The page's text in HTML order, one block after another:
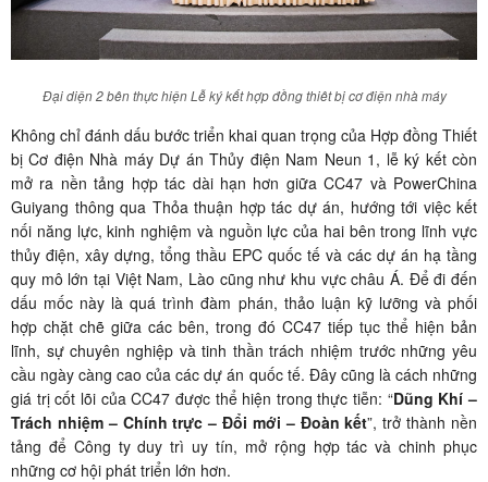
Đại diện 2 bên thực hiện Lễ ký kết hợp đồng thiêt bị cơ điện nhà máy
Không chỉ đánh dấu bước triển khai quan trọng của Hợp đồng Thiết
bị Cơ điện Nhà máy Dự án Thủy điện Nam Neun 1, lễ ký kết còn
mở ra nền tảng hợp tác dài hạn hơn giữa CC47 và PowerChina
Guiyang thông qua Thỏa thuận hợp tác dự án, hướng tới việc kết
nối năng lực, kinh nghiệm và nguồn lực của hai bên trong lĩnh vực
thủy điện, xây dựng, tổng thầu EPC quốc tế và các dự án hạ tầng
quy mô lớn tại Việt Nam, Lào cũng như khu vực châu Á. Để đi đến
dấu mốc này là quá trình đàm phán, thảo luận kỹ lưỡng và phối
hợp chặt chẽ giữa các bên, trong đó CC47 tiếp tục thể hiện bản
lĩnh, sự chuyên nghiệp và tinh thần trách nhiệm trước những yêu
cầu ngày càng cao của các dự án quốc tế. Đây cũng là cách những
giá trị cốt lõi của CC47 được thể hiện trong thực tiễn: “Dũng Khí –
Trách nhiệm – Chính trực – Đổi mới – Đoàn kết”, trở thành nền
tảng để Công ty duy trì uy tín, mở rộng hợp tác và chinh phục
những cơ hội phát triển lớn hơn.